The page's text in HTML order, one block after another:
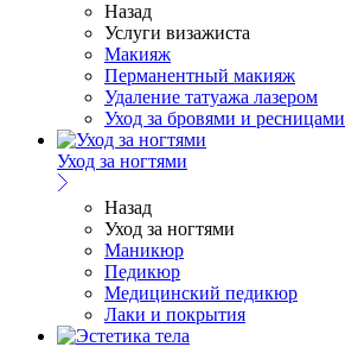
Назад
Услуги визажиста
Макияж
Перманентный макияж
Удаление татуажа лазером
Уход за бровями и ресницами
Уход за ногтями
Назад
Уход за ногтями
Маникюр
Педикюр
Медицинский педикюр
Лаки и покрытия